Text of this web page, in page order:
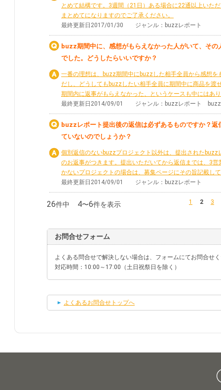
とめて結構です。3週間（21日）ある場合に22通以上いた
まとめてになりますのでご了承ください。
最終更新日2017/01/30 ジャンル：buzzレポート
buzz期間中に、感想がもらえなかった人がいて、そ
でした。どうしたらいいですか？
一番の理想は、buzz期間中にbuzzした相手全員から感想
だし、どうしてもbuzzしたい相手全員に期間中に商品を
期間内に返事がもらえなかった、というケースも中にはあ
最終更新日2014/09/01 ジャンル：buzzレポート
buzzレポート提出後の返信は必ずあるものですか？
ていないのでしょうか？
個別返信のないbuzzプロジェクト以外は、提出された
のお返事がつきます。提出いただいてから返信までは、3
かないプロジェクトの場合は、募集ページにその旨記載し
最終更新日2014/09/01 ジャンル：buzzレポート
26件中 4〜6件を表示 1 2 3
お問合せフォーム
よくある問合せで解決しない場合は、フォームにてお問合せ
対応時間：10:00～17:00（土日祝祭日を除く）
よくあるお問合せトップへ